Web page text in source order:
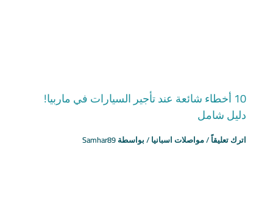
10 أخطاء شائعة عند تأجير السيارات في ماربيا!
دليل شامل
اترك تعليقاً/مواصلات اسبانيا/ بواسطةSamhar89